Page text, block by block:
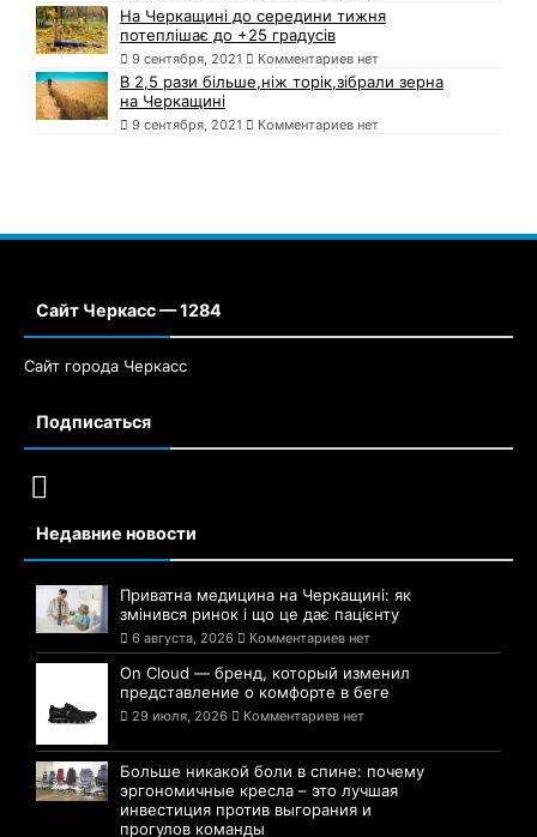
На Черкащині до середини тижня
потеплішає до +25 градусів
9 сентября, 2021 Комментариев нет
В 2,5 рази більше,ніж торік,зібрали зерна
на Черкащині
9 сентября, 2021 Комментариев нет
Сайт Черкасс — 1284
Сайт города Черкасс
Подписаться
Недавние новости
Приватна медицина на Черкащині: як
змінився ринок і що це дає пацієнту
6 августа, 2026 Комментариев нет
On Cloud — бренд, который изменил
представление о комфорте в беге
29 июля, 2026 Комментариев нет
Больше никакой боли в спине: почему
эргономичные кресла – это лучшая
инвестиция против выгорания и
прогулов команды